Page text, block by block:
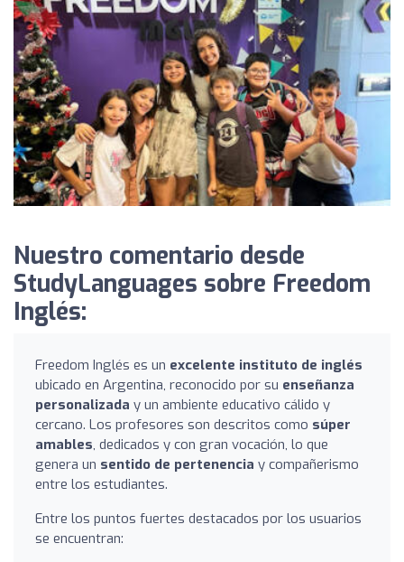
Nuestro comentario desde
StudyLanguages sobre Freedom
Inglés:
Freedom Inglés es un excelente instituto de inglés
ubicado en Argentina, reconocido por su enseñanza
personalizada y un ambiente educativo cálido y
cercano. Los profesores son descritos como súper
amables, dedicados y con gran vocación, lo que
genera un sentido de pertenencia y compañerismo
entre los estudiantes.
Entre los puntos fuertes destacados por los usuarios
se encuentran: